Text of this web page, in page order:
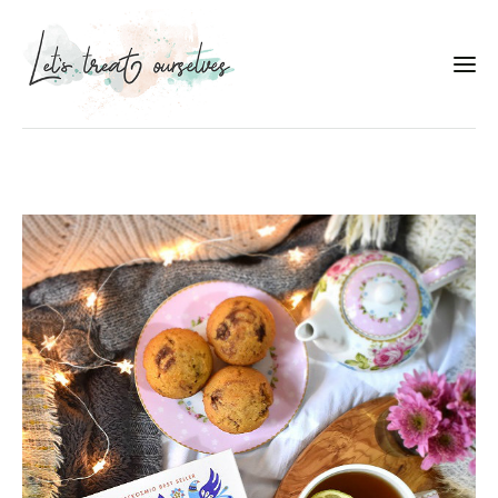
Portfolio
Services
Food photography tips
Επικοινωνία
Συνεργασίες